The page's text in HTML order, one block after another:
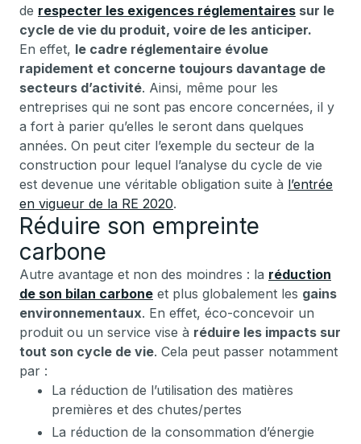
de respecter les exigences réglementaires sur le
cycle de vie du produit, voire de les anticiper.
En effet, le cadre réglementaire évolue
rapidement et concerne toujours davantage de
secteurs d’activité. Ainsi, même pour les
entreprises qui ne sont pas encore concernées, il y
a fort à parier qu’elles le seront dans quelques
années. On peut citer l’exemple du secteur de la
construction pour lequel l’analyse du cycle de vie
est devenue une véritable obligation suite à l’entrée
en vigueur de la RE 2020.
Réduire son empreinte
carbone
Autre avantage et non des moindres : la réduction
de son bilan carbone et plus globalement les gains
environnementaux. En effet, éco-concevoir un
produit ou un service vise à réduire les impacts sur
tout son cycle de vie. Cela peut passer notamment
par :
La réduction de l’utilisation des matières
premières et des chutes/pertes
La réduction de la consommation d’énergie